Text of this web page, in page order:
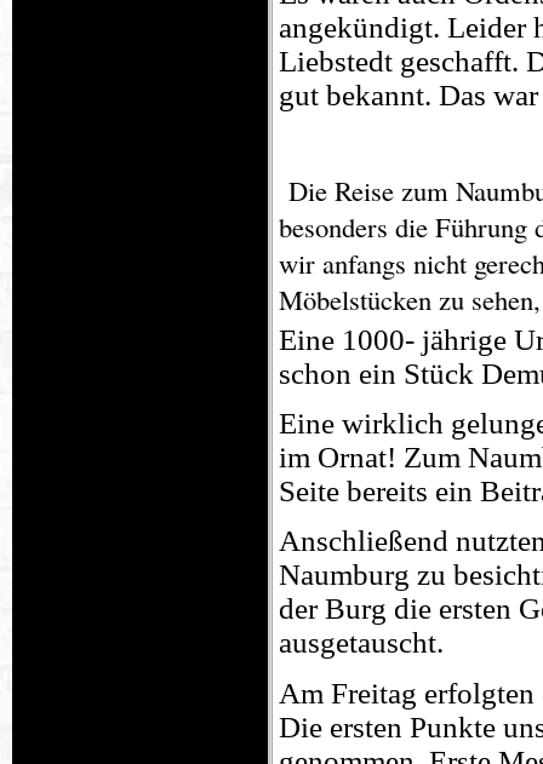
angekündigt. Leider
Liebstedt geschafft.
gut bekannt. Das
Die Reise zum
besonders die
wir anfangs nicht
Möbelstücken zu
Eine 1000- jährige
schon ein Stück
Eine wirklich
im Ornat! Zum
Seite bereits ein
Anschließend
Naumburg zu
der Burg die ersten
ausgetauscht.
Am Freitag
Die ersten Punkte